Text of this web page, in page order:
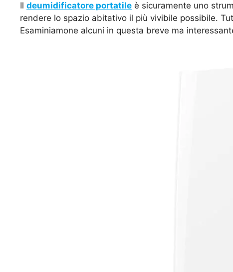
Il deumidificatore portatile è sicuramente uno
rendere lo spazio abitativo il più vivibile possibile.
Esaminiamone alcuni in questa breve ma